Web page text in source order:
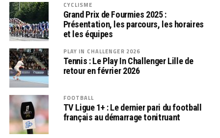
CYCLISME
Grand Prix de Fourmies 2025 :
Présentation, les parcours, les horaires
et les équipes
PLAY IN CHALLENGER 2026
Tennis : Le Play In Challenger Lille de
retour en février 2026
FOOTBALL
TV Ligue 1+ : Le dernier pari du football
français au démarrage tonitruant